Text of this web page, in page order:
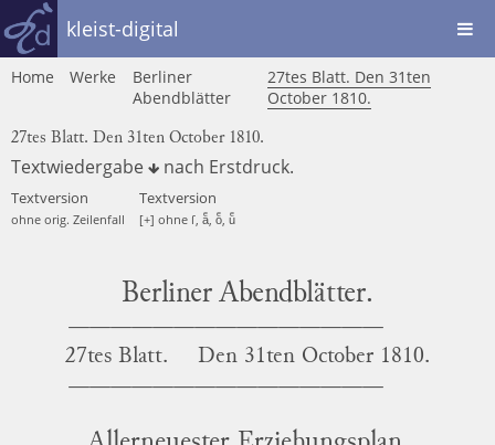
kleist-digital
Home Werke
Berliner
Abendblätter
27tes Blatt. Den 31ten
October 1810.
27tes Blatt. Den 31ten October 1810.
Textwiedergabe nach Erstdruck.
Textversion
ohne orig. Zeilenfall
Textversion
[+] ohne ſ, aͤ, oͤ, uͤ
Berliner Abendblätter.
27tes Blatt. Den31ten October 1810.